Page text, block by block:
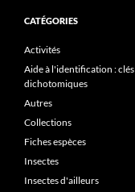
CATÉGORIES
Activités
Aide à l'identification : clés
dichotomiques
Autres
Collections
Fiches espèces
Insectes
Insectes d'ailleurs